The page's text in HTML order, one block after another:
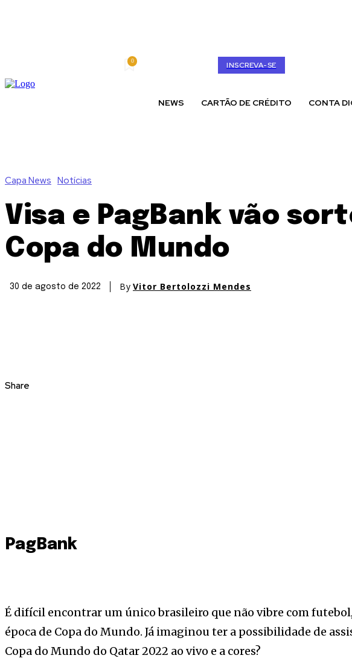
0 INSCREVA-SE
NEWS CARTÃO DE CRÉDITO CONTA
Capa News Notícias
Visa e PagBank vão
Copa do Mundo
30 de agosto de 2022 By Vitor Bertolozzi Mendes
Share
PagBank
É difícil encontrar um único brasileiro que não vibre com
época de Copa do Mundo. Já imaginou ter a possibilidade de
Copa do Mundo do Qatar 2022 ao vivo e a cores?